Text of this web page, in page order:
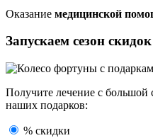
Оказание медицинской
Запускаем сезон
Получите лечение с большой
наших подарков:
% скидки